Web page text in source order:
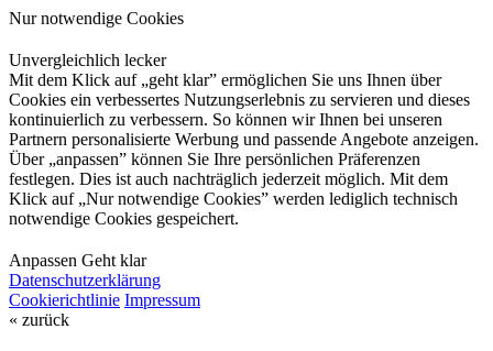
Nur notwendige Cookies
Unvergleichlich lecker
Mit dem Klick auf „geht klar” ermöglichen Sie uns Ihnen über
Cookies ein verbessertes Nutzungserlebnis zu servieren und dieses
kontinuierlich zu verbessern. So können wir Ihnen bei unseren
Partnern personalisierte Werbung und passende Angebote anzeigen.
Über „anpassen” können Sie Ihre persönlichen Präferenzen
festlegen. Dies ist auch nachträglich jederzeit möglich. Mit dem
Klick auf „Nur notwendige Cookies” werden lediglich technisch
notwendige Cookies gespeichert.
Anpassen Geht klar
Datenschutzerklärung
Cookierichtlinie Impressum
« zurück